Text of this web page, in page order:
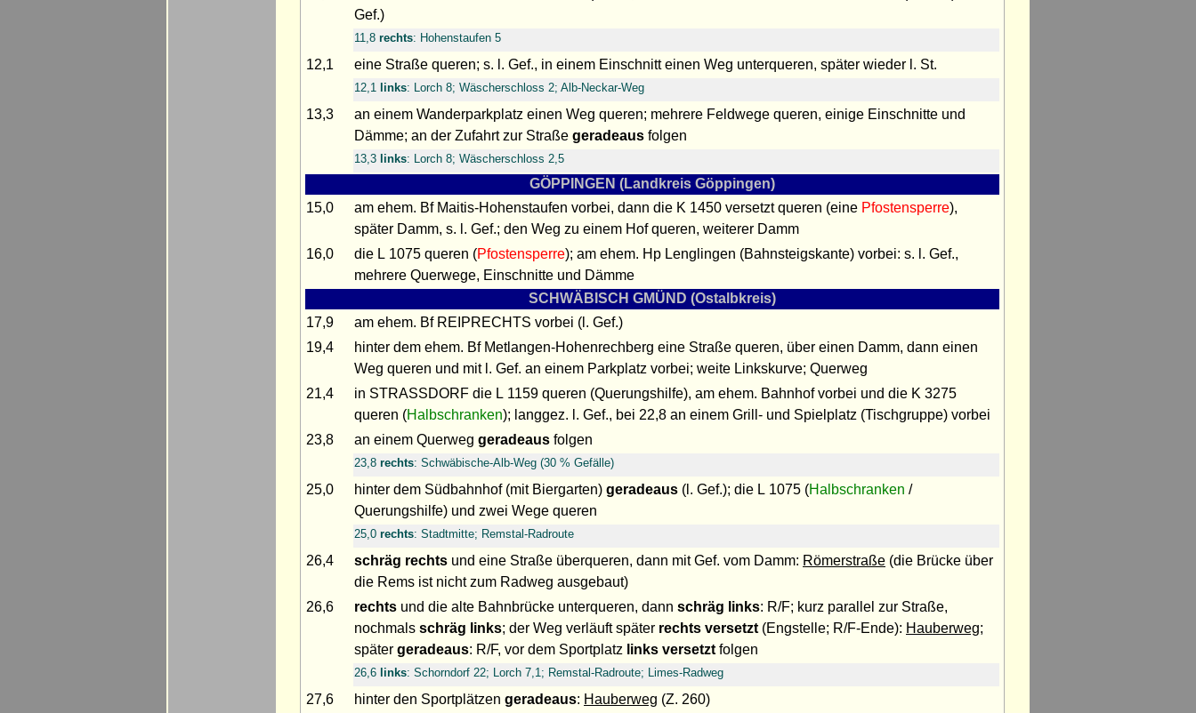
Gef.)
11,8 rechts: Hohenstaufen 5
12,1 eine Straße queren; s. l. Gef., in einem Einschnitt einen Weg unterqueren, später wieder l. St.
12,1 links: Lorch 8; Wäscherschloss 2; Alb-Neckar-Weg
13,3
an einem Wanderparkplatz einen Weg queren; mehrere Feldwege queren, einige Einschnitte und
Dämme; an der Zufahrt zur Straße geradeaus folgen
13,3 links: Lorch 8; Wäscherschloss 2,5
GÖPPINGEN (Landkreis Göppingen)
15,0
am ehem. Bf Maitis-Hohenstaufen vorbei, dann die K 1450 versetzt queren (eine Pfostensperre),
später Damm, s. l. Gef.; den Weg zu einem Hof queren, weiterer Damm
16,0
die L 1075 queren (Pfostensperre); am ehem. Hp Lenglingen (Bahnsteigskante) vorbei: s. l. Gef.,
mehrere Querwege, Einschnitte und Dämme
SCHWÄBISCH GMÜND (Ostalbkreis)
17,9
am ehem. Bf REIPRECHTS vorbei (l. Gef.)
19,4
hinter dem ehem. Bf Metlangen-Hohenrechberg eine Straße queren, über einen Damm, dann einen
Weg queren und mit l. Gef. an einem Parkplatz vorbei; weite Linkskurve; Querweg
21,4
in STRASSDORF die L 1159 queren (Querungshilfe), am ehem. Bahnhof vorbei und die K 3275
queren (Halbschranken); langgez. l. Gef., bei 22,8 an einem Grill- und Spielplatz (Tischgruppe) vorbei
23,8
an einem Querweg geradeaus folgen
23,8 rechts: Schwäbische-Alb-Weg (30 % Gefälle)
25,0 hinter dem Südbahnhof (mit Biergarten) geradeaus (l. Gef.); die L 1075 (Halbschranken /
Querungshilfe) und zwei Wege queren
25,0 rechts: Stadtmitte; Remstal-Radroute
26,4 schräg rechts und eine Straße überqueren, dann mit Gef. vom Damm: Römerstraße (die Brücke über
die Rems ist nicht zum Radweg ausgebaut)
26,6
rechts und die alte Bahnbrücke unterqueren, dann schräg links: R/F; kurz parallel zur Straße,
nochmals schräg links; der Weg verläuft später rechts versetzt (Engstelle; R/F-Ende): Hauberweg;
später geradeaus: R/F, vor dem Sportplatz links versetzt folgen
26,6 links: Schorndorf 22; Lorch 7,1; Remstal-Radroute; Limes-Radweg
27,6 hinter den Sportplätzen geradeaus: Hauberweg (Z. 260)